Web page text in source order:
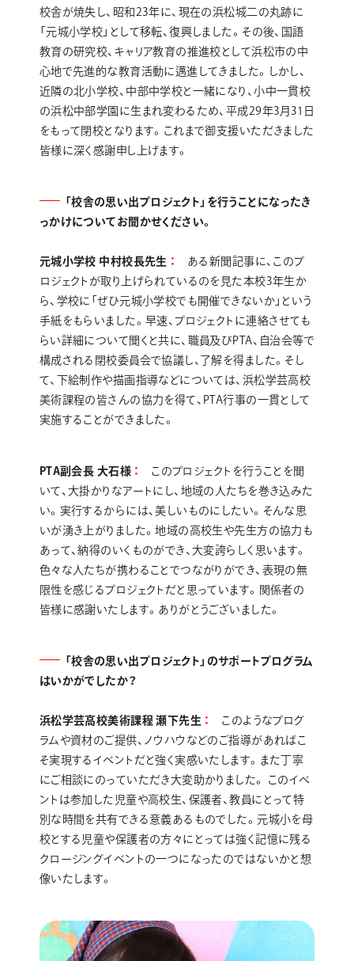
校舎が焼失し、昭和23年に、現在の浜松城二の丸跡に
「元城小学校」として移転、復興しました。その後、国語
教育の研究校、キャリア教育の推進校として浜松市の中
心地で先進的な教育活動に邁進してきました。しかし、
近隣の北小学校、中部中学校と一緒になり、小中一貫校
の浜松中部学園に生まれ変わるため、平成29年3月31日
をもって閉校となります。これまで御支援いただきました
皆様に深く感謝申し上げます。
「校舎の思い出プロジェクト」を行うことになったき
っかけについてお聞かせください。
元城小学校 中村校長先生
ある新聞記事に、このプ
ロジェクトが取り上げられているのを見た本校3年生か
ら、学校に「ぜひ元城小学校でも開催できないか」という
手紙をもらいました。早速、プロジェクトに連絡させても
らい詳細について聞くと共に、職員及びPTA、自治会等で
構成される閉校委員会で協議し、了解を得ました。そし
て、下絵制作や描画指導などについては、浜松学芸高校
美術課程の皆さんの協力を得て、PTA行事の一貫として
実施することができました。
PTA副会長 大石様
このプロジェクトを行うことを聞
いて、大掛かりなアートにし、地域の人たちを巻き込みた
い。実行するからには、美しいものにしたい。そんな思
いが湧き上がりました。地域の高校生や先生方の協力も
あって、納得のいくものができ、大変誇らしく思います。
色々な人たちが携わることでつながりができ、表現の無
限性を感じるプロジェクトだと思っています。関係者の
皆様に感謝いたします。ありがとうございました。
「校舎の思い出プロジェクト」のサポートプログラム
はいかがでしたか？
浜松学芸高校美術課程 瀬下先生
このようなプログ
ラムや資材のご提供、ノウハウなどのご指導があればこ
そ実現するイベントだと強く実感いたします。また丁寧
にご相談にのっていただき大変助かりました。 このイベ
ントは参加した児童や高校生、保護者、教員にとって特
別な時間を共有できる意義あるものでした。元城小を母
校とする児童や保護者の方々にとっては強く記憶に残る
クロージングイベントの一つになったのではないかと想
像いたします。